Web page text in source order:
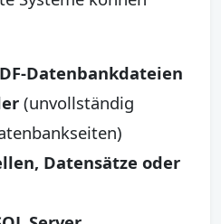
Datenbankdateien
(unvollständig
Datensätze oder